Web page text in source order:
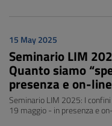
15 May 2025
Seminario LIM
Quanto siamo
presenza e on-line
Seminario LIM 2025: I
19 maggio - in presenza e